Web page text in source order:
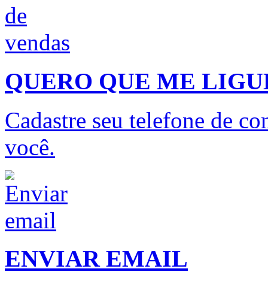
QUERO QUE ME
Cadastre seu telefone de
você.
ENVIAR EMAIL